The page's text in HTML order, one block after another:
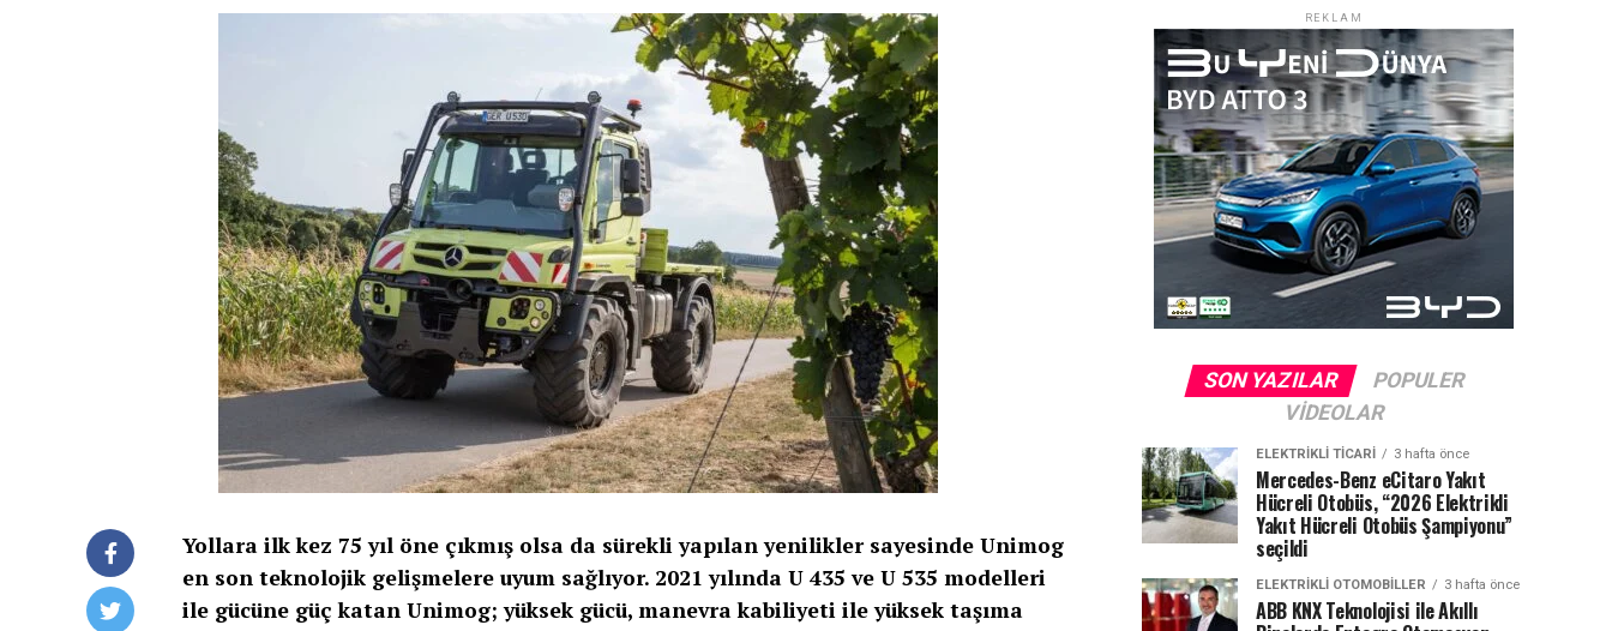
Yollara ilk kez 75 yıl öne çıkmış olsa da sürekli yapılan yenilikler sayesinde Unimog
en son teknolojik gelişmelere uyum sağlıyor. 2021 yılında U 435 ve U 535 modelleri
ile gücüne güç katan Unimog; yüksek gücü, manevra kabiliyeti ile yüksek taşıma
REKLAM
SON YAZILAR
POPULER
VIDEOLAR
ELEKTRIKLI TICARI 3 hafta önce
Mercedes-Benz eCitaro Yakıt
Hücreli Otobüs, “2026 Elektrikli
Yakıt Hücreli Otobüs Şampiyonu”
seçildi
ELEKTRIKLI OTOMOBILLER 3 hafta önce
ABB KNX Teknolojisi ile Akıllı